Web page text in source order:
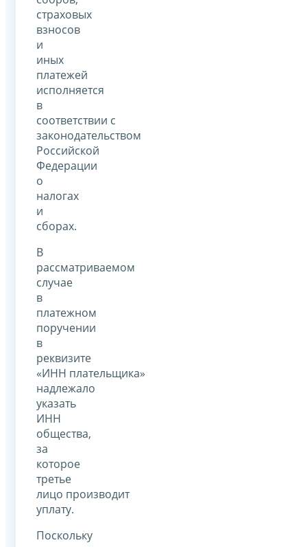
страховых
взносов
и
иных
платежей
исполняется
в
соответствии с
законодательством
Российской
Федерации
о
налогах
и
сборах.
В
рассматриваемом
случае
в
платежном
поручении
в
реквизите
«ИНН плательщика»
надлежало
указать
ИНН
общества,
за
которое
третье
лицо производит
уплату.
Поскольку